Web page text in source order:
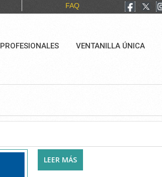
FAQ
PROFESIONALES VENTANILLA ÚNICA
LEER MÁS